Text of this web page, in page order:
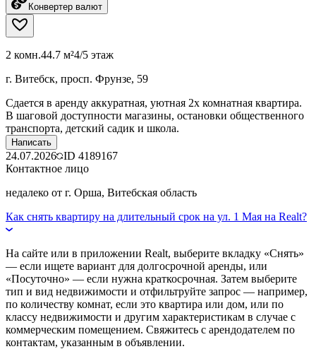
Конвертер валют
2 комн.44.7 м²4/5 этаж
г. Витебск, просп. Фрунзе, 59
Сдается в аренду аккуратная, уютная 2х комнатная квартира.
В шаговой доступности магазины, остановки общественного
транспорта, детский садик и школа.
Написать
24.07.2026 ID 4189167
Контактное лицо
недалеко от г. Орша, Витебская область
Как снять квартиру на длительный срок на ул. 1 Мая на Realt?
На сайте или в приложении Realt, выберите вкладку «Снять»
— если ищете вариант для долгосрочной аренды, или
«Посуточно» — если нужна краткосрочная. Затем выберите
тип и вид недвижимости и отфильтруйте запрос — например,
по количеству комнат, если это квартира или дом, или по
классу недвижимости и другим характеристикам в случае с
коммерческим помещением. Свяжитесь с арендодателем по
контактам, указанным в объявлении.